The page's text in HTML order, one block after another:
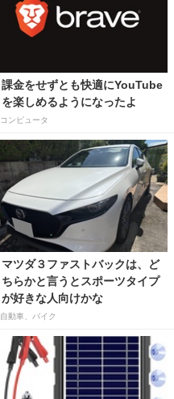
課金をせずとも快適にYouTube
を楽しめるようになったよ
コンピュータ
マツダ３ファストバックは、ど
ちらかと言うとスポーツタイプ
が好きな人向けかな
自動車、バイク